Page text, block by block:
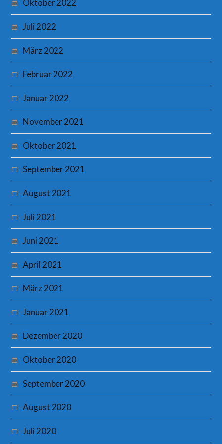
Oktober 2022
Juli 2022
März 2022
Februar 2022
Januar 2022
November 2021
Oktober 2021
September 2021
August 2021
Juli 2021
Juni 2021
April 2021
März 2021
Januar 2021
Dezember 2020
Oktober 2020
September 2020
August 2020
Juli 2020